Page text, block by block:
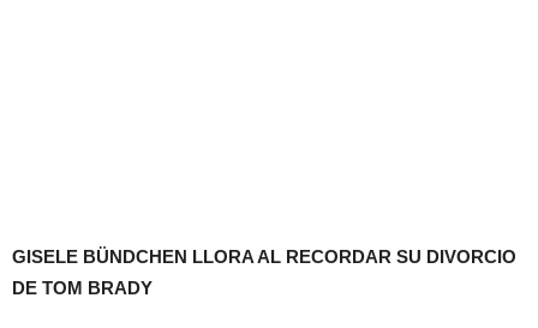
GISELE BÜNDCHEN LLORA AL RECORDAR SU DIVORCIO
DE TOM BRADY